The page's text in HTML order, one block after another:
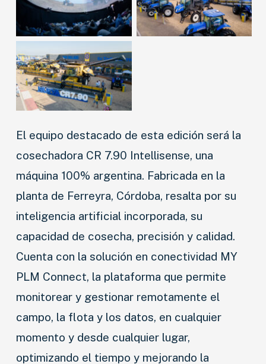
El equipo destacado de esta edición será la
cosechadora CR 7.90 Intellisense, una
máquina 100% argentina. Fabricada en la
planta de Ferreyra, Córdoba, resalta por su
inteligencia artificial incorporada, su
capacidad de cosecha, precisión y calidad.
Cuenta con la solución en conectividad MY
PLM Connect, la plataforma que permite
monitorear y gestionar remotamente el
campo, la flota y los datos, en cualquier
momento y desde cualquier lugar,
optimizando el tiempo y mejorando la